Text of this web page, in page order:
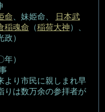
命 、妹姫命、
日本武
稲魂命 （稲荷大神）、
）
）
より市民に親しまれ早
りは数万余の参拝者が